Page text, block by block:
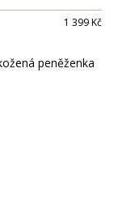
1 399 Kč